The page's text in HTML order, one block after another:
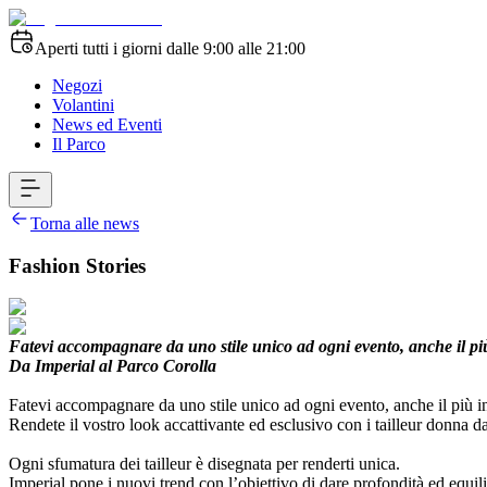
Aperti tutti i giorni dalle 9:00 alle 21:00
Negozi
Volantini
News ed Eventi
Il Parco
Torna alle news
Fashion Stories
Fatevi accompagnare da uno stile unico ad ogni evento, anche il
Da Imperial al Parco Corolla
Fatevi accompagnare da uno stile unico ad ogni evento, anche il più
Rendete il vostro look accattivante ed esclusivo con i tailleur donna
Ogni sfumatura dei tailleur è disegnata per renderti unica.